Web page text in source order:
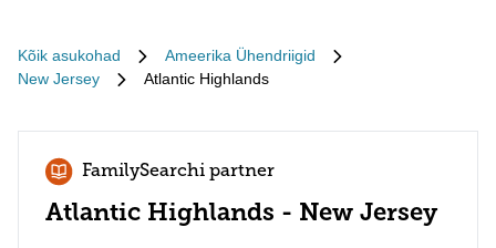
Kõik asukohad
Ameerika Ühendriigid
New Jersey
Atlantic Highlands
FamilySearchi partner
Atlantic Highlands - New Jersey